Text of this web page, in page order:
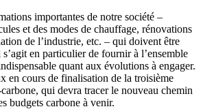
importantes de notre société –
et des modes de chauffage, rénovations
de l’industrie, etc. – qui doivent être
en particulier de fournir à l’ensemble
quant aux évolutions à engager.
en cours de finalisation de la troisième
qui devra tracer le nouveau chemin
budgets carbone à venir.